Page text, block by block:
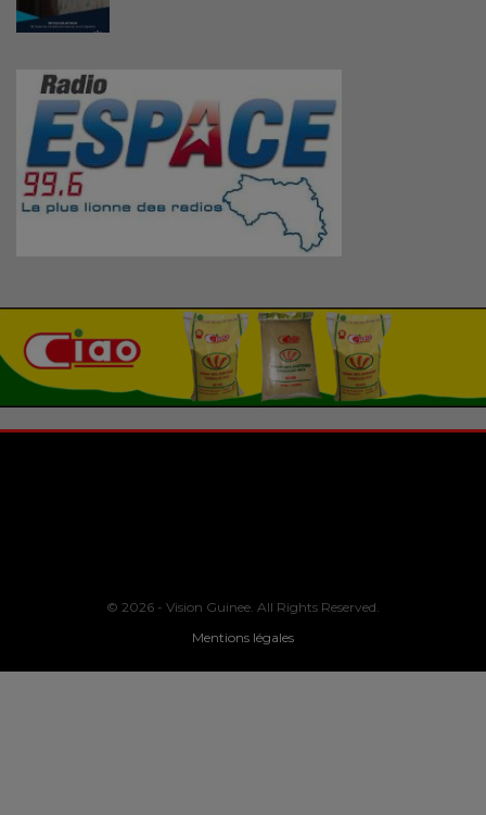
© 2026 - Vision Guinee. All Rights Reserved.
Mentions légales